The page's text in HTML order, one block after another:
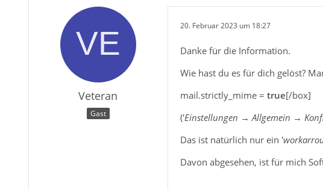
Veteran
Gast
20. Februar 2023 um 18:27
Danke für die Information.
Wie hast du es für dich gelöst?
mail.strictly_mime = true[/box]
('Einstellungen → Allgemein →
Das ist natürlich nur ein '
Davon abgesehen, ist für mich